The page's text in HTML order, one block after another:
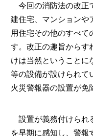
今回の消防法の改正
建住宅、マンションや
用住宅その他のすべて
す。改正の趣旨からす
けは当然ということに
等の設備が設けられて
火災警報器の設置が免
設置が義務付けられ
を早期に感知し、警